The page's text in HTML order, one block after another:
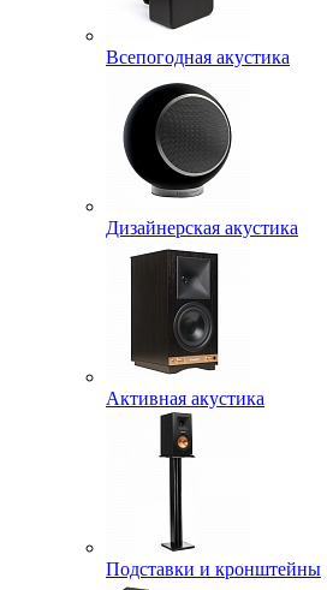
Всепогодная акустика
Дизайнерская акустика
Активная акустика
Подставки и кронштейны